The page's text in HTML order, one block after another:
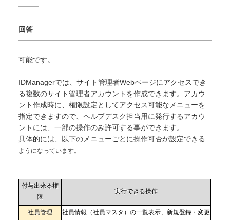
可能です。
IDManagerでは、サイト管理者Webページにアクセスでき
る複数のサイト管理者アカウントを作成できます。アカウ
ント作成時に、権限設定としてアクセス可能なメニューを
指定できますので、ヘルプデスク担当用に発行するアカウ
ントには、一部の操作のみ許可する事ができます。
具体的には、以下のメニューごとに操作可否が設定できる
ようになっています。
付与出来る権
限
実行できる操作
社員管理 社員情報（社員マスタ）の一覧表示、新規登録・変更